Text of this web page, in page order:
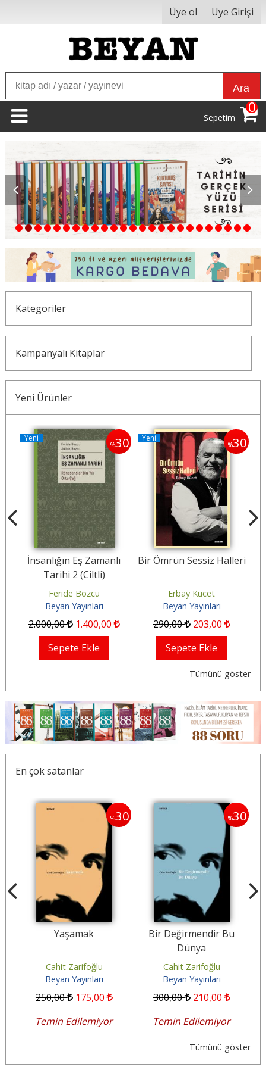
Üye ol Üye Girişi
Ara
Sepetim
0
1 2 3 4 5 6 7 8 9 10111213141516171819202122232425
Kategoriler
Kampanyalı Kitaplar
Yeni Ürünler
%30
Yeni
İnsanlığın Eş Zamanlı
Tarihi 2 (Ciltli)
Feride Bozcu
Beyan Yayınları
2.000,00 1.400,00
Sepete Ekle
%30
Yeni
Bir Ömrün Sessiz Halleri
Erbay Kücet
Beyan Yayınları
290,00 203,00
Sepete Ekle
Tümünü göster
En çok satanlar
%30
Yaşamak
Cahit Zarifoğlu
Beyan Yayınları
250,00 175,00
Temin Edilemiyor
%30
Bir Değirmendir Bu
Dünya
Cahit Zarifoğlu
Beyan Yayınları
300,00 210,00
Temin Edilemiyor
Tümünü göster